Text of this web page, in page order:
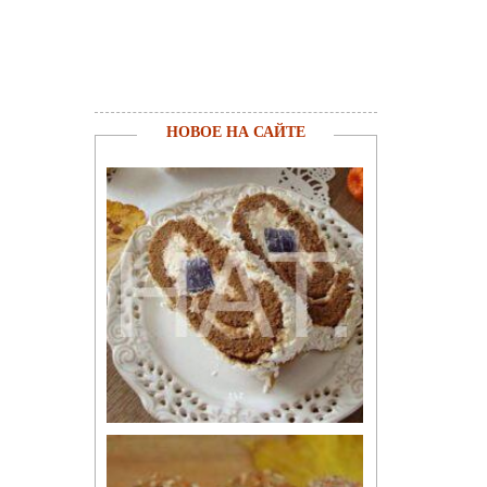
НОВОЕ НА САЙТЕ